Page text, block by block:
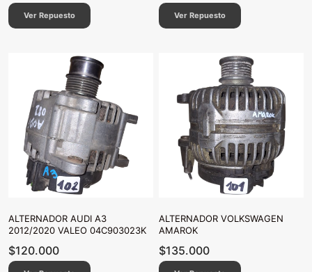
Ver Repuesto Ver Repuesto
ALTERNADOR AUDI A3
2012/2020 VALEO 04C903023K
$120.000
ALTERNADOR VOLKSWAGEN
AMAROK
$135.000